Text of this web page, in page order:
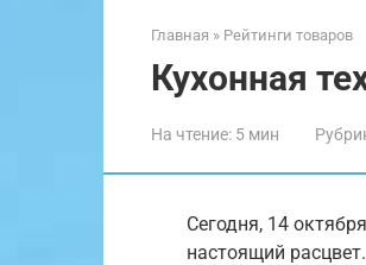
Главная » Рейтинги товаров
Кухонная
На чтение: 5 мин
Сегодня, 14
настоящий